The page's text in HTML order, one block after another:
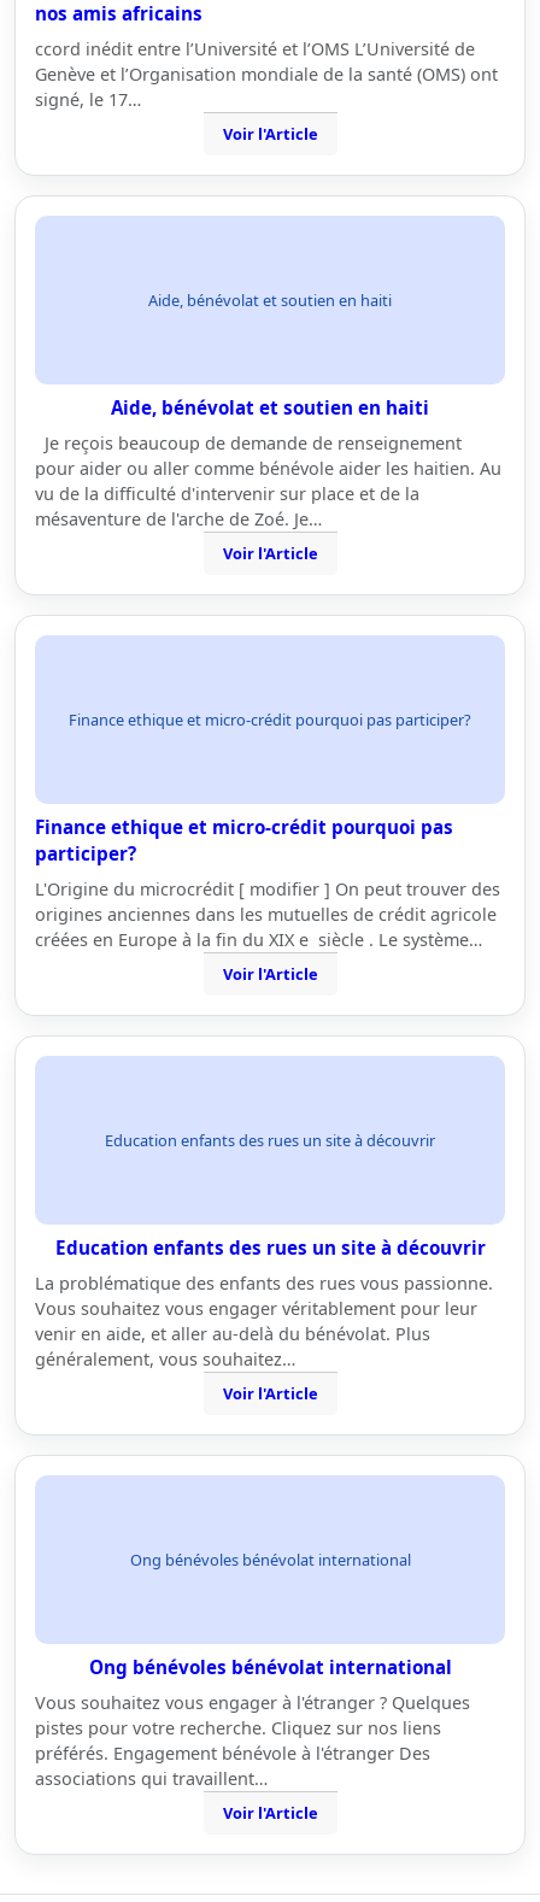
nos amis africains
ccord inédit entre l’Université et l’OMS L’Université de
Genève et l’Organisation mondiale de la santé (OMS) ont
signé, le 17…
Voir l'Article
Aide, bénévolat et soutien en haiti
Aide, bénévolat et soutien en haiti
Je reçois beaucoup de demande de renseignement
pour aider ou aller comme bénévole aider les haitien. Au
vu de la difficulté d'intervenir sur place et de la
mésaventure de l'arche de Zoé. Je…
Voir l'Article
Finance ethique et micro-crédit pourquoi pas participer?
Finance ethique et micro-crédit pourquoi pas
participer?
L'Origine du microcrédit [ modifier ] On peut trouver des
origines anciennes dans les mutuelles de crédit agricole
créées en Europe à la fin du XIX e siècle . Le système…
Voir l'Article
Education enfants des rues un site à découvrir
Education enfants des rues un site à découvrir
La problématique des enfants des rues vous passionne.
Vous souhaitez vous engager véritablement pour leur
venir en aide, et aller au-delà du bénévolat. Plus
généralement, vous souhaitez…
Voir l'Article
Ong bénévoles bénévolat international
Ong bénévoles bénévolat international
Vous souhaitez vous engager à l'étranger ? Quelques
pistes pour votre recherche. Cliquez sur nos liens
préférés. Engagement bénévole à l'étranger Des
associations qui travaillent…
Voir l'Article